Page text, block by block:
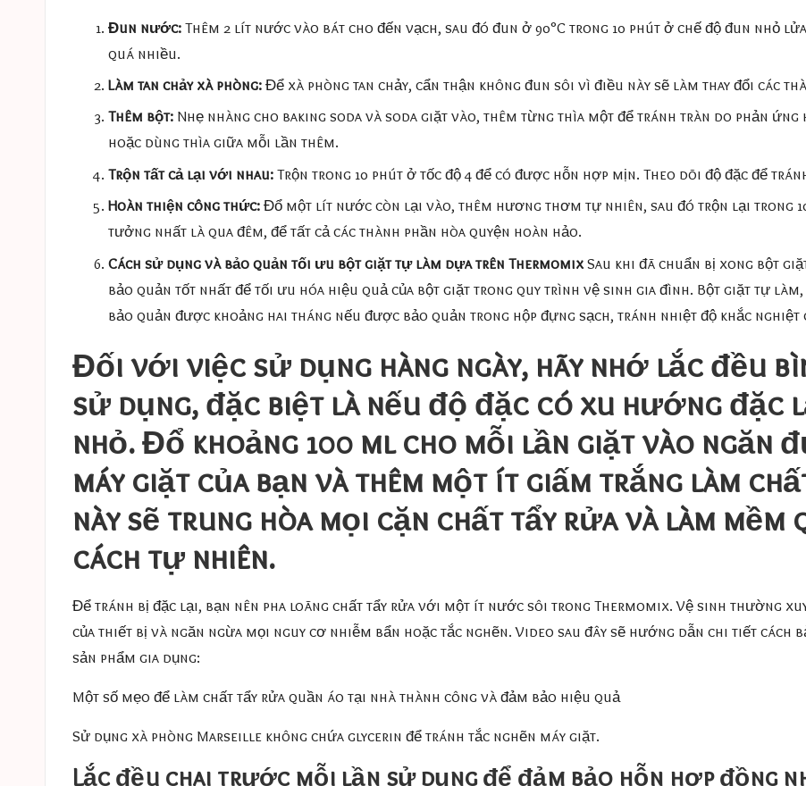
Đun nước: Thêm 2 lít nước vào bát cho đến vạch, sau đó đun ở 90°C trong 10 phút ở chế độ đun nhỏ
quá nhiều.
Làm tan chảy xà phòng: Để xà phòng tan chảy, cẩn thận không đun sôi vì điều này sẽ làm thay đổi các
Thêm bột: Nhẹ nhàng cho baking soda và soda giặt vào, thêm từng thìa một để tránh tràn do phản ứng
hoặc dùng thìa giữa mỗi lần thêm.
Trộn tất cả lại với nhau: Trộn trong 10 phút ở tốc độ 4 để có được hỗn hợp mịn. Theo dõi độ đặc để
Hoàn thiện công thức: Đổ một lít nước còn lại vào, thêm hương thơm tự nhiên, sau đó trộn lại trong
tưởng nhất là qua đêm, để tất cả các thành phần hòa quyện hoàn hảo.
Cách sử dụng và bảo quản tối ưu bột giặt tự làm dựa trên ThermomixSau khi đã chuẩn bị xong bột
bảo quản tốt nhất để tối ưu hóa hiệu quả của bột giặt trong quy trình vệ sinh gia đình. Bột giặt tự
bảo quản được khoảng hai tháng nếu được bảo quản trong hộp đựng sạch, tránh nhiệt độ khắc nghiệt
Đối với việc sử dụng hàng ngày, hãy nhớ lắc đều
sử dụng, đặc biệt là nếu độ đặc có xu hướng đặc
nhỏ. Đổ khoảng 100 ml cho mỗi lần giặt vào ngăn
máy giặt của bạn và thêm một ít giấm trắng làm
này sẽ trung hòa mọi cặn chất tẩy rửa và làm mềm
cách tự nhiên.
Để tránh bị đặc lại, bạn nên pha loãng chất tẩy rửa với một ít nước sôi trong Thermomix. Vệ sinh thường
của thiết bị và ngăn ngừa mọi nguy cơ nhiễm bẩn hoặc tắc nghẽn. Video sau đây sẽ hướng dẫn chi tiết cách
sản phẩm gia dụng:
Một số mẹo để làm chất tẩy rửa quần áo tại nhà thành công và đảm bảo hiệu quả
Sử dụng xà phòng Marseille không chứa glycerin để tránh tắc nghẽn máy giặt.
Lắc đều chai trước mỗi lần sử dụng để đảm bảo hỗn hợp đồng